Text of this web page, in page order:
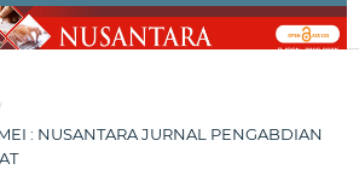
: NUSANTARA JURNAL PENGABDIAN